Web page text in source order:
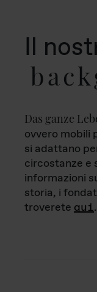
Il
Das ganze
ovvero mobili
si adattano
circostanze e
informazioni
storia, i
troverete qui.